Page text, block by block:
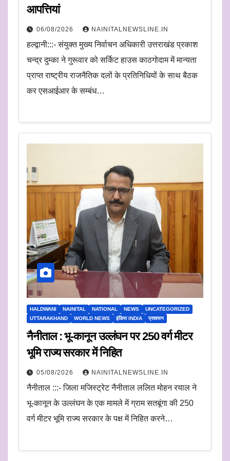
आपत्तियां
06/08/2026 NAINITALNEWSLINE.IN
हल्द्वानी:::- संयुक्त मुख्य निर्वाचन अधिकारी उत्तराखंड प्रकाश
चन्द्र दुम्का ने गुरूवार को सर्किट हाउस काठगोदाम में मान्यता
प्राप्त राष्ट्रीय राजनैतिक दलों के प्रतिनिधियों के साथ बैठक
कर एसआईआर के सम्बंध…
HALDWANI NAINITAL NATIONAL NEWS
UNCATEGORIZED
UTTARAKHAND
WORLD NEWS इंडिया INDIA प्रशासन
नैनीताल : भू-कानून उल्लंघन पर 250 वर्ग मीटर
भूमि राज्य सरकार में निहित
05/08/2026 NAINITALNEWSLINE.IN
नैनीताल :::- जिला मजिस्ट्रेट नैनीताल ललित मोहन रयाल ने
भू-कानून के उल्लंघन के एक मामले में ग्राम सतबूंगा की 250
वर्ग मीटर भूमि राज्य सरकार के पक्ष में निहित करने…